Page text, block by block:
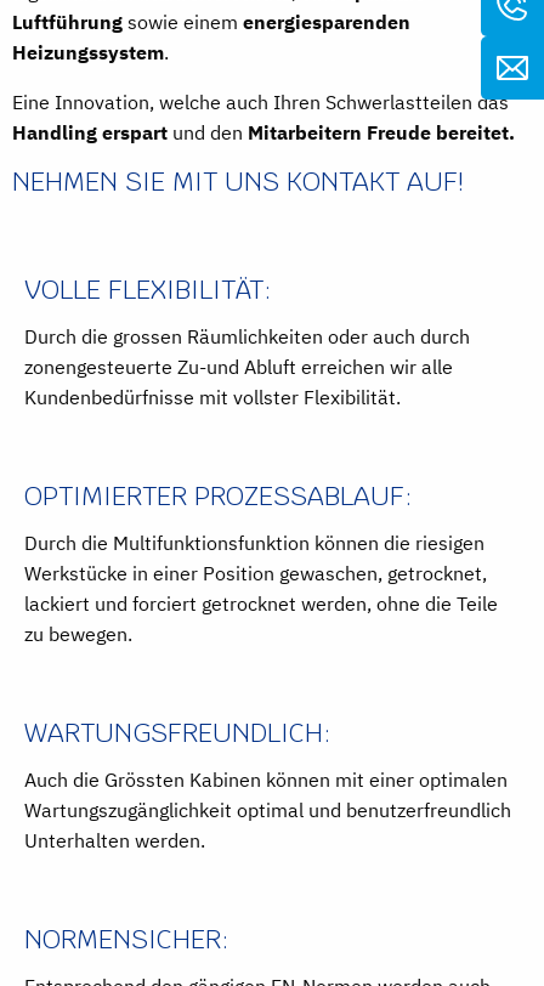
Luftführung sowie einem energiesparenden
Heizungssystem.
Eine Innovation, welche auch Ihren Schwerlastteilen das
Handling erspart und den Mitarbeitern Freude bereitet.
NEHMEN SIE MIT UNS KONTAKT AUF!
VOLLE FLEXIBILITÄT:
Durch die grossen Räumlichkeiten oder auch durch
zonengesteuerte Zu-und Abluft erreichen wir alle
Kundenbedürfnisse mit vollster Flexibilität.
OPTIMIERTER PROZESSABLAUF:
Durch die Multifunktionsfunktion können die riesigen
Werkstücke in einer Position gewaschen, getrocknet,
lackiert und forciert getrocknet werden, ohne die Teile
zu bewegen.
WARTUNGSFREUNDLICH:
Auch die Grössten Kabinen können mit einer optimalen
Wartungszugänglichkeit optimal und benutzerfreundlich
Unterhalten werden.
NORMENSICHER: